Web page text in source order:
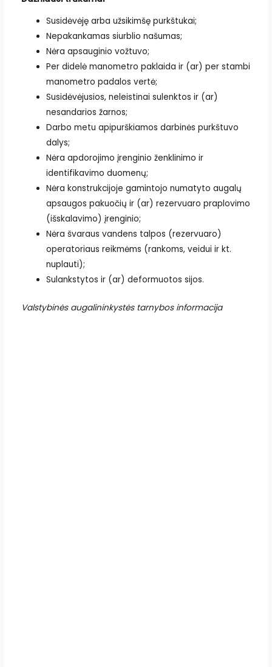
Susidėvėję arba užsikimšę purkštukai;
Nepakankamas siurblio našumas;
Nėra apsauginio vožtuvo;
Per didelė manometro paklaida ir (ar) per stambi
manometro padalos vertė;
Susidėvėjusios, neleistinai sulenktos ir (ar)
nesandarios žarnos;
Darbo metu apipurškiamos darbinės purkštuvo
dalys;
Nėra apdorojimo įrenginio ženklinimo ir
identifikavimo duomenų;
Nėra konstrukcijoje gamintojo numatyto augalų
apsaugos pakuočių ir (ar) rezervuaro praplovimo
(išskalavimo) įrenginio;
Nėra švaraus vandens talpos (rezervuaro)
operatoriaus reikmėms (rankoms, veidui ir kt.
nuplauti);
Sulankstytos ir (ar) deformuotos sijos.
Valstybinės augalininkystės tarnybos informacija